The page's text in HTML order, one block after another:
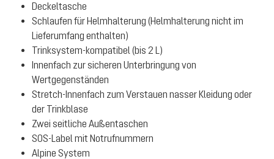
Deckeltasche
Schlaufen für Helmhalterung (Helmhalterung nicht im
Lieferumfang enthalten)
Trinksystem-kompatibel (bis 2 L)
Innenfach zur sicheren Unterbringung von
Wertgegenständen
Stretch-Innenfach zum Verstauen nasser Kleidung oder
der Trinkblase
Zwei seitliche Außentaschen
SOS-Label mit Notrufnummern
Alpine System